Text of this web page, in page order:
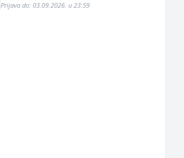
Prijava do: 03.09.2026. u 23:59